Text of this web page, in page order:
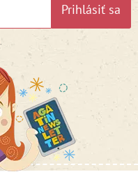
Prihlásiť sa